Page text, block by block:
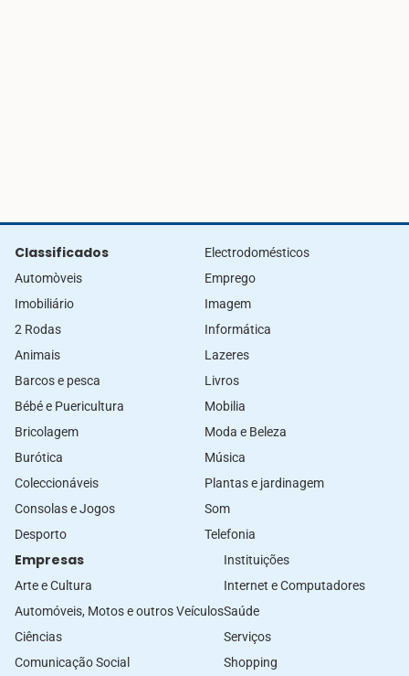
Classificados
Automòveis
Imobiliário
2 Rodas
Animais
Barcos e pesca
Bébé e Puericultura
Bricolagem
Burótica
Coleccionáveis
Consolas e Jogos
Desporto
Electrodomésticos
Emprego
Imagem
Informática
Lazeres
Livros
Mobilia
Moda e Beleza
Música
Plantas e jardinagem
Som
Telefonia
Empresas
Arte e Cultura
Automóveis, Motos e outros Veículos
Ciências
Comunicação Social
Instituições
Internet e Computadores
Saúde
Serviços
Shopping